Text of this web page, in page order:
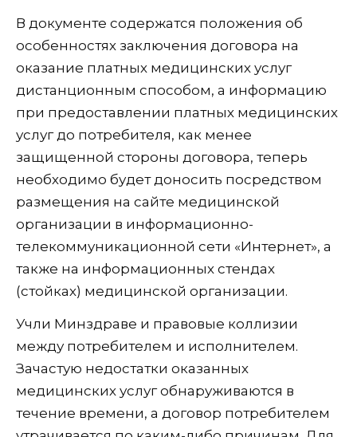
В документе содержатся положения об
особенностях заключения договора на
оказание платных медицинских услуг
дистанционным способом, а информацию
при предоставлении платных медицинских
услуг до потребителя, как менее
защищенной стороны договора, теперь
необходимо будет доносить посредством
размещения на сайте медицинской
организации в информационно-
телекоммуникационной сети «Интернет», а
также на информационных стендах
(стойках) медицинской организации.
Учли Минздраве и правовые коллизии
между потребителем и исполнителем.
Зачастую недостатки оказанных
медицинских услуг обнаруживаются в
течение времени, а договор потребителем